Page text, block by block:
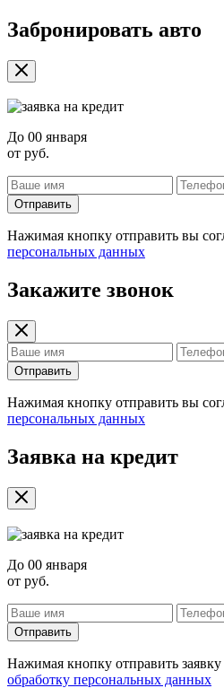
Забронировать авто
До 00 января
от руб.
Отправить
Нажимая кнопку отправить вы
персональных данных
Закажите звонок
Отправить
Нажимая кнопку отправить вы
персональных данных
Заявка на кредит
До 00 января
от руб.
Отправить
Нажимая кнопку отправить заявку
обработку персональных данных